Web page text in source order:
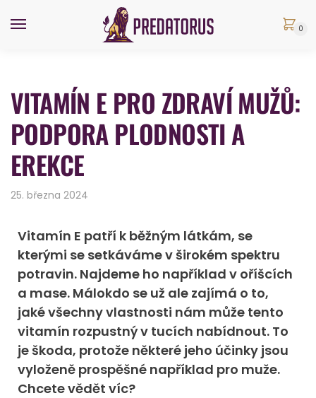
0
VITAMÍN E PRO ZDRAVÍ MUŽŮ:
PODPORA PLODNOSTI A
EREKCE
25. března 2024
Vitamín E patří k běžným látkám, se
kterými se setkáváme v širokém spektru
potravin. Najdeme ho například v oříšcích
a mase. Málokdo se už ale zajímá o to,
jaké všechny vlastnosti nám může tento
vitamín rozpustný v tucích nabídnout. To
je škoda, protože některé jeho účinky jsou
vyloženě prospěšné například pro muže.
Chcete vědět víc?